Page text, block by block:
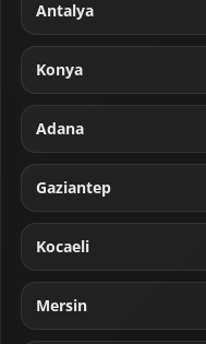
Antalya
Konya
Adana
Gaziantep
Kocaeli
Mersin